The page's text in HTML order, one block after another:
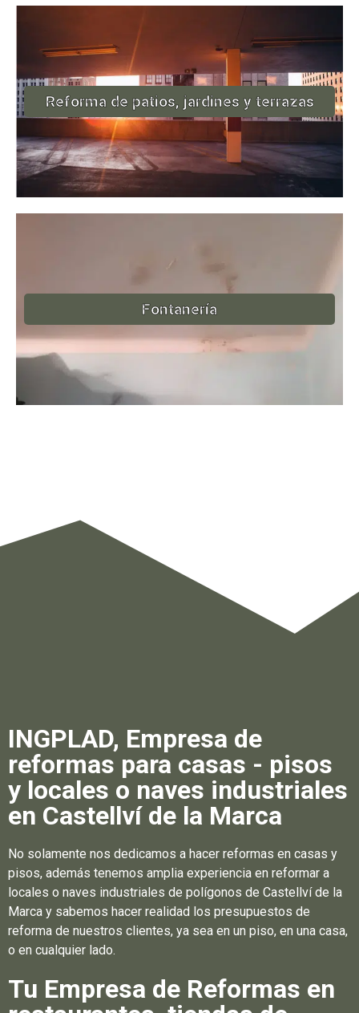
Reforma de patios, jardines y terrazas
Fontanería
INGPLAD, Empresa de
reformas para casas - pisos
y locales o naves industriales
en Castellví de la Marca
No solamente nos dedicamos a hacer reformas en casas y
pisos, además tenemos amplia experiencia en reformar a
locales o naves industriales de polígonos de Castellví de la
Marca y sabemos hacer realidad los presupuestos de
reforma de nuestros clientes, ya sea en un piso, en una casa,
o en cualquier lado.
Tu Empresa de Reformas en